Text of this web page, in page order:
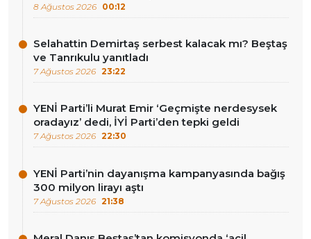
8 Ağustos 2026 00:12
Selahattin Demirtaş serbest kalacak mı? Beştaş
ve Tanrıkulu yanıtladı
7 Ağustos 2026 23:22
YENİ Parti’li Murat Emir ‘Geçmişte nerdesysek
oradayız’ dedi, İYİ Parti’den tepki geldi
7 Ağustos 2026 22:30
YENİ Parti’nin dayanışma kampanyasında bağış
300 milyon lirayı aştı
7 Ağustos 2026 21:38